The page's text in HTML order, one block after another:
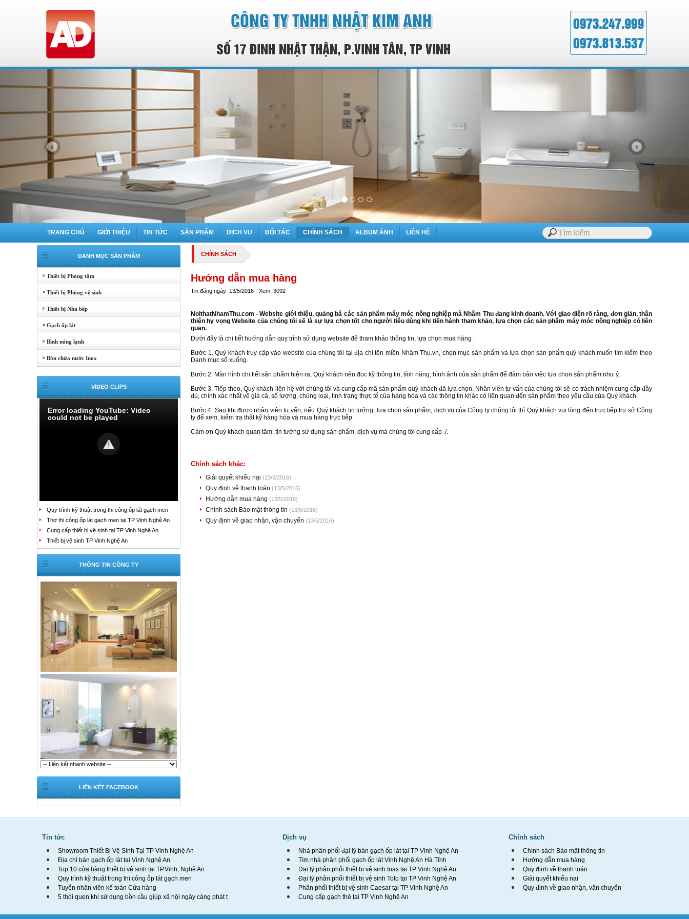
TRANG CHỦ GIỚI THIỆU TIN TỨC SẢN PHẨM DỊCH VỤ ĐỐI TÁC CHÍNH SÁCH ALBUM ẢNH LIÊN HỆ
DANH MỤC SẢN PHẨM
Thiết bị Phòng tắm
Thiết bị Phòng vệ sinh
Thiết bị Nhà bếp
Gạch ốp lát
Bình nóng lạnh
Bồn chứa nước Inox
VIDEO CLIPS
Error loading YouTube: Video
could not be played
Quy trình kỹ thuật trong thi công ốp lát gạch men
Thợ thi công ốp lát gạch men tại TP Vinh Nghệ An
Cung cấp thiết bị vệ sinh tại TP Vinh Nghệ An
Thiết bị vệ sinh TP Vinh Nghệ An
THÔNG TIN CÔNG TY
LIÊN KẾT FACEBOOK
CHÍNH SÁCH
Hướng dẫn mua hàng
Tin đăng ngày: 13/5/2016 - Xem: 3092
NoithatNhamThu.com - Website giới thiệu, quảng bá các sản phẩm máy móc nông nghiệp mà Nhâm Thu đang kinh doanh. Với giao diện rõ ràng, đơn giản, thân
thiện hy vọng Website của chúng tôi sẽ là sự lựa chọn tốt cho người tiêu dùng khi tiến hành tham khảo, lựa chọn các sản phẩm máy móc nông nghiệp có liên
quan.
Dưới đây là chi tiết hướng dẫn quy trình sử dụng website để tham khảo thông tin, lựa chọn mua hàng :
Bước 1. Quý khách truy cập vào website của chúng tôi tại địa chỉ tên miền Nhâm Thu.vn, chọn mục sản phẩm và lựa chọn sản phẩm quý khách muốn tìm kiếm theo
Danh mục sổ xuống.
Bước 2. Màn hình chi tiết sản phẩm hiện ra, Quý khách nên đọc kỹ thông tin, tính năng, hình ảnh của sản phẩm để đảm bảo việc lựa chọn sản phẩm như ý.
Bước 3. Tiếp theo, Quý khách liên hệ với chúng tôi và cung cấp mã sản phẩm quý khách đã lựa chọn. Nhân viên tư vấn của chúng tôi sẽ có trách nhiệm cung cấp đầy
đủ, chính xác nhất về giá cả, số lượng, chủng loại, tình trạng thực tế của hàng hóa và các thông tin khác có liên quan đến sản phẩm theo yêu cầu của Quý khách.
Bước 4. Sau khi được nhân viên tư vấn, nếu Quý khách tin tưởng, lựa chọn sản phẩm, dịch vụ của Công ty chúng tôi thì Quý khách vui lòng đến trực tiếp trụ sở Công
ty để xem, kiểm tra thật kỹ hàng hóa và mua hàng trực tiếp.
Cảm ơn Quý khách quan tâm, tin tưởng sử dụng sản phẩm, dịch vụ mà chúng tôi cung cấp ./.
Chính sách khác:
Giải quyết khiếu nại (13/5/2016)
Quy định về thanh toán (13/5/2016)
Hướng dẫn mua hàng (13/5/2016)
Chính sách Bảo mật thông tin (13/5/2016)
Quy định về giao nhận, vận chuyển (13/5/2016)
Tin tức
Showroom Thiết Bị Vệ Sinh Tại TP Vinh Nghệ An
Địa chỉ bán gạch ốp lát tại Vinh Nghệ An
Top 10 cửa hàng thiết bị vệ sinh tại TP.Vinh, Nghệ An
Quy trình kỹ thuật trong thi công ốp lát gạch men
Tuyển nhân viên kế toán Cửa hàng
5 thói quen khi sử dụng bồn cầu giúp xã hội ngày càng phát t
Dịch vụ
Nhà phân phối đại lý bán gạch ốp lát tại TP Vinh Nghệ An
Tìm nhà phân phối gạch ốp lát Vinh Nghệ An Hà Tĩnh
Đại lý phân phối thiết bị vệ sinh Inax tại TP Vinh Nghệ An
Đại lý phân phối thiết bị vệ sinh Toto tại TP Vinh Nghệ An
Phân phối thiết bị vệ sinh Caesar tại TP Vinh Nghệ An
Cung cấp gạch thẻ tại TP Vinh Nghệ An
Chính sách
Chính sách Bảo mật thông tin
Hướng dẫn mua hàng
Quy định về thanh toán
Giải quyết khiếu nại
Quy định về giao nhận, vận chuyển